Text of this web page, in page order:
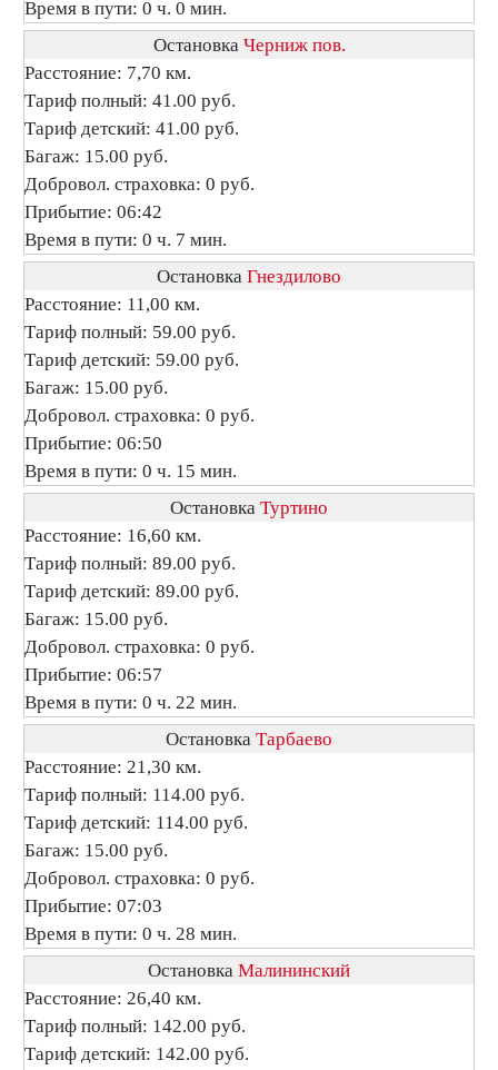
Время в пути: 0 ч. 0 мин.
Остановка Черниж пов.
Расстояние: 7,70 км.
Тариф полный: 41.00 руб.
Тариф детский: 41.00 руб.
Багаж: 15.00 руб.
Добровол. страховка: 0 руб.
Прибытие: 06:42
Время в пути: 0 ч. 7 мин.
Остановка Гнездилово
Расстояние: 11,00 км.
Тариф полный: 59.00 руб.
Тариф детский: 59.00 руб.
Багаж: 15.00 руб.
Добровол. страховка: 0 руб.
Прибытие: 06:50
Время в пути: 0 ч. 15 мин.
Остановка Туртино
Расстояние: 16,60 км.
Тариф полный: 89.00 руб.
Тариф детский: 89.00 руб.
Багаж: 15.00 руб.
Добровол. страховка: 0 руб.
Прибытие: 06:57
Время в пути: 0 ч. 22 мин.
Остановка Тарбаево
Расстояние: 21,30 км.
Тариф полный: 114.00 руб.
Тариф детский: 114.00 руб.
Багаж: 15.00 руб.
Добровол. страховка: 0 руб.
Прибытие: 07:03
Время в пути: 0 ч. 28 мин.
Остановка Малининский
Расстояние: 26,40 км.
Тариф полный: 142.00 руб.
Тариф детский: 142.00 руб.